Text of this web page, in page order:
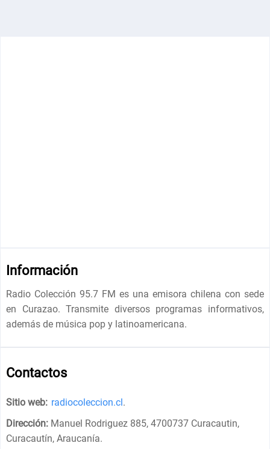
Información
Radio Colección 95.7 FM es una emisora ​​chilena con sede
en Curazao. Transmite diversos programas informativos,
además de música pop y latinoamericana.
Contactos
Sitio web: radiocoleccion.cl.
Dirección: Manuel Rodriguez 885, 4700737 Curacautin,
Curacautín, Araucanía.